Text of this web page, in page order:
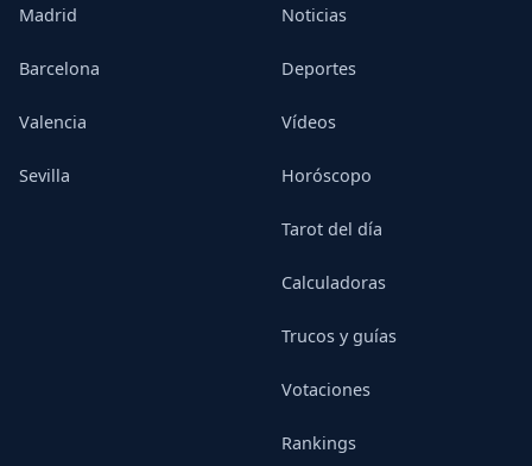
Madrid
Barcelona
Valencia
Sevilla
Noticias
Deportes
Vídeos
Horóscopo
Tarot del día
Calculadoras
Trucos y guías
Votaciones
Rankings